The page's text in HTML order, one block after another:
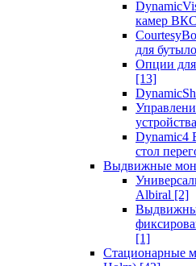
камер ВКС
для
Опции
[13]
Dynamic4
стол
Выдвижные
Albiral [2]
[1]
Стационарные